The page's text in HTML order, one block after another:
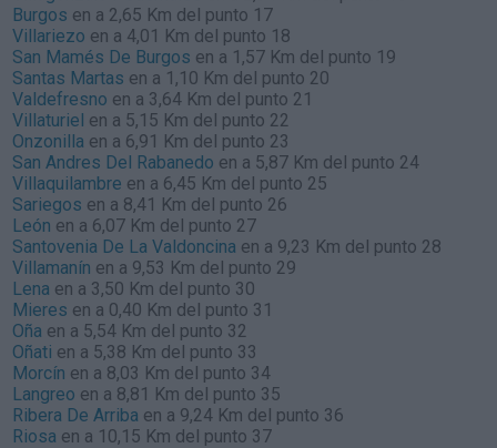
Burgos en a 2,65 Km del punto 17
Villariezo en a 4,01 Km del punto 18
San Mamés De Burgos en a 1,57 Km del punto 19
Santas Martas en a 1,10 Km del punto 20
Valdefresno en a 3,64 Km del punto 21
Villaturiel en a 5,15 Km del punto 22
Onzonilla en a 6,91 Km del punto 23
San Andres Del Rabanedo en a 5,87 Km del punto 24
Villaquilambre en a 6,45 Km del punto 25
Sariegos en a 8,41 Km del punto 26
León en a 6,07 Km del punto 27
Santovenia De La Valdoncina en a 9,23 Km del punto 28
Villamanín en a 9,53 Km del punto 29
Lena en a 3,50 Km del punto 30
Mieres en a 0,40 Km del punto 31
Oña en a 5,54 Km del punto 32
Oñati en a 5,38 Km del punto 33
Morcín en a 8,03 Km del punto 34
Langreo en a 8,81 Km del punto 35
Ribera De Arriba en a 9,24 Km del punto 36
Riosa en a 10,15 Km del punto 37